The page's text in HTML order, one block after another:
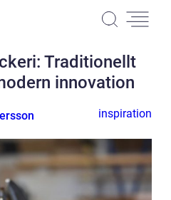
Traditionellt
innovation
inspiration